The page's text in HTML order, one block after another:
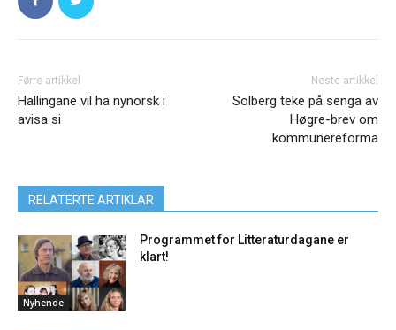
Førre artikkel
Hallingane vil ha nynorsk i
avisa si
Neste artikkel
Solberg teke på senga av
Høgre-brev om
kommunereforma
RELATERTE ARTIKLAR
Nyhende
Programmet for Litteraturdagane er
klart!